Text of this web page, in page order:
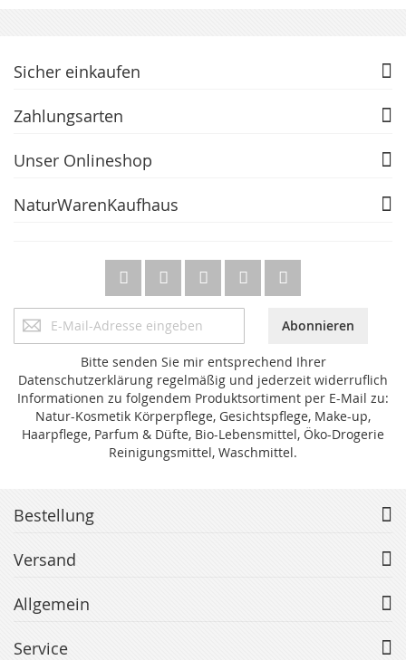
Sicher einkaufen
Zahlungsarten
Unser Onlineshop
NaturWarenKaufhaus
Anmeldung
zum
Abonnieren
Bitte senden Sie mir entsprechend Ihrer
Datenschutzerklärung regelmäßig und jederzeit widerruflich
Informationen zu folgendem Produktsortiment per E-Mail zu:
Natur-Kosmetik Körperpflege, Gesichtspflege, Make-up,
Haarpflege, Parfum & Düfte, Bio-Lebensmittel, Öko-Drogerie
Reinigungsmittel, Waschmittel.
Bestellung
Versand
Allgemein
Service